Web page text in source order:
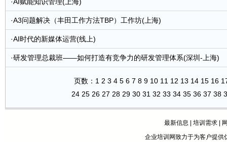
·A3问题解决（丰田工作方法TBP）工作坊(上海)
·AI时代的新媒体运营(线上)
·研发管理总裁班——如何打造有竞争力的研发管理体系(深圳-上海)
页数： 1 2 3 4 5 6 7 8 9 10 11 12 13 14 15 16
24 25 26 27 28 29 30 31 32 33 34 35 36 37 38
最新信息 培训需求|
企业培训网致力于为客户提供